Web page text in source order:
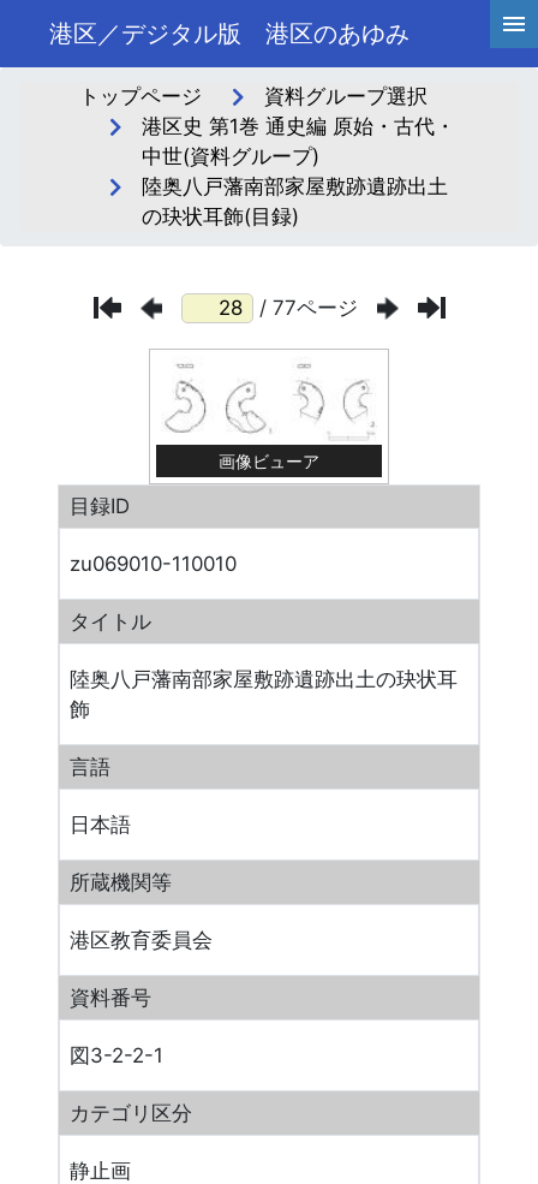
港区／デジタル版 港区のあゆみ
トップページ
資料グループ選択
港区史 第1巻 通史編 原始・古代・
中世(資料グループ)
陸奥八戸藩南部家屋敷跡遺跡出土
の玦状耳飾(目録)
/ 77ページ
画像ビューア
目録ID
zu069010-110010
タイトル
陸奥八戸藩南部家屋敷跡遺跡出土の玦状耳
飾
言語
日本語
所蔵機関等
港区教育委員会
資料番号
図3-2-2-1
カテゴリ区分
静止画